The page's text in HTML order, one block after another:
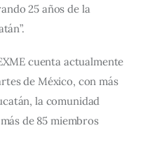
25 años de la
cuenta actualmente
de México, con más
la comunidad
de 85 miembros